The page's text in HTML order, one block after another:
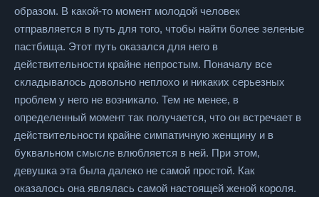
образом. В какой-то момент молодой человек
отправляется в путь для того, чтобы найти более зеленые
пастбища. Этот путь оказался для него в
действительности крайне непростым. Поначалу все
складывалось довольно неплохо и никаких серьезных
проблем у него не возникало. Тем не менее, в
определенный момент так получается, что он встречает в
действительности крайне симпатичную женщину и в
буквальном смысле влюбляется в ней. При этом,
девушка эта была далеко не самой простой. Как
оказалось она являлась самой настоящей женой короля.